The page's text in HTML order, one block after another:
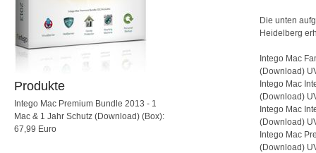
Produkte
Intego Mac Premium Bundle 2013 - 1
Mac & 1 Jahr Schutz (Download) (Box):
67,99 Euro
Die unten
Heidelberg
Intego Mac
(Download)
Intego Mac
(Download)
Intego Mac
(Download)
Intego Mac
(Download)